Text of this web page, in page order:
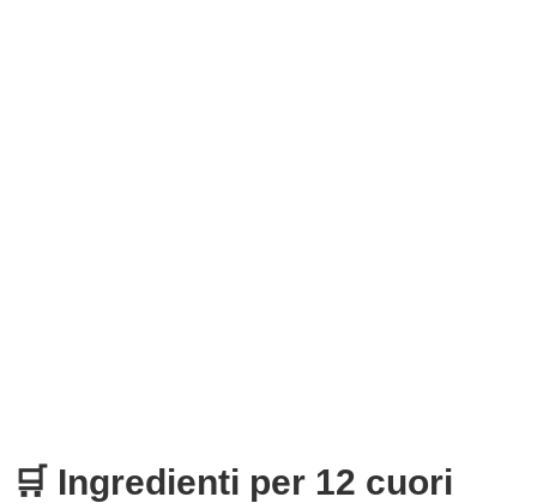
🛒 Ingredienti per 12 cuori